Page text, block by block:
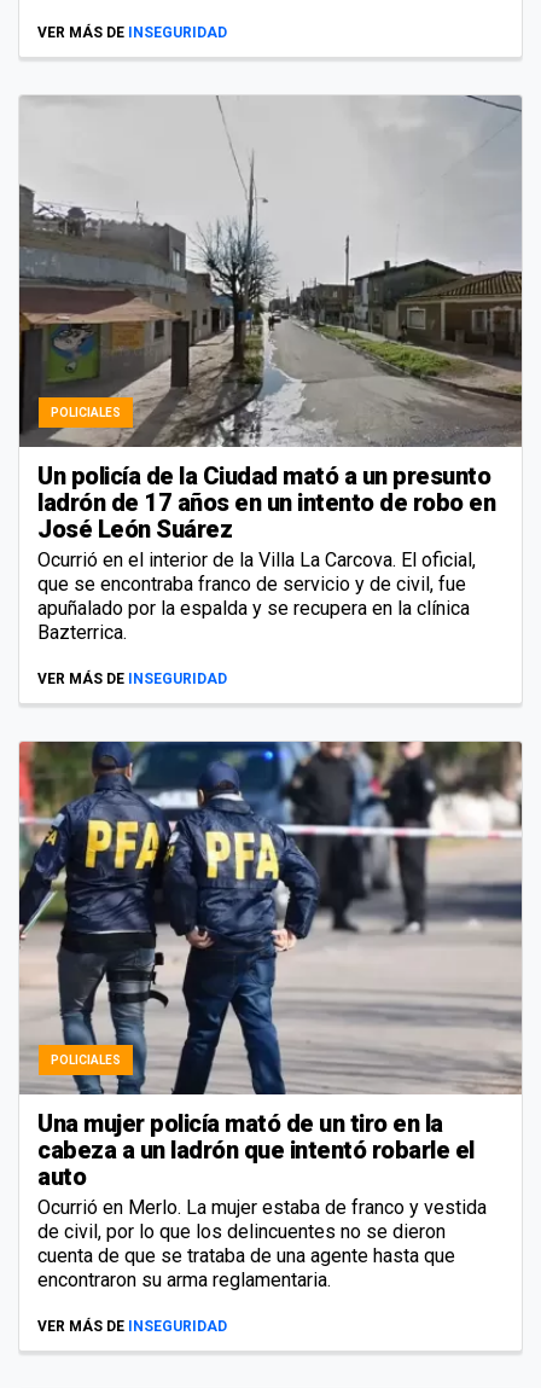
VER MÁS DE INSEGURIDAD
POLICIALES
Un policía de la Ciudad mató a un presunto
ladrón de 17 años en un intento de robo en
José León Suárez
Ocurrió en el interior de la Villa La Carcova. El oficial,
que se encontraba franco de servicio y de civil, fue
apuñalado por la espalda y se recupera en la clínica
Bazterrica.
VER MÁS DE INSEGURIDAD
POLICIALES
Una mujer policía mató de un tiro en la
cabeza a un ladrón que intentó robarle el
auto
Ocurrió en Merlo. La mujer estaba de franco y vestida
de civil, por lo que los delincuentes no se dieron
cuenta de que se trataba de una agente hasta que
encontraron su arma reglamentaria.
VER MÁS DE INSEGURIDAD